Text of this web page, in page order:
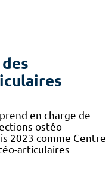
en charge de
ostéo-
2023 comme Centre
articulaires